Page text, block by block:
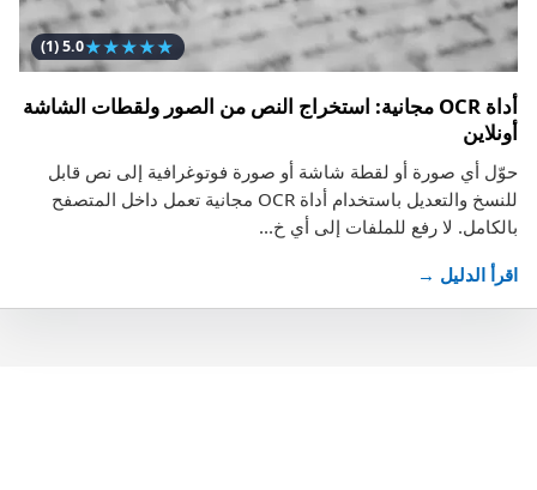
★
★
★
★
★
5.0
(1)
أداة OCR مجانية: استخراج النص من الصور ولقطات الشاشة
أونلاين
حوّل أي صورة أو لقطة شاشة أو صورة فوتوغرافية إلى نص قابل
للنسخ والتعديل باستخدام أداة OCR مجانية تعمل داخل المتصفح
بالكامل. لا رفع للملفات إلى أي خ...
اقرأ الدليل →